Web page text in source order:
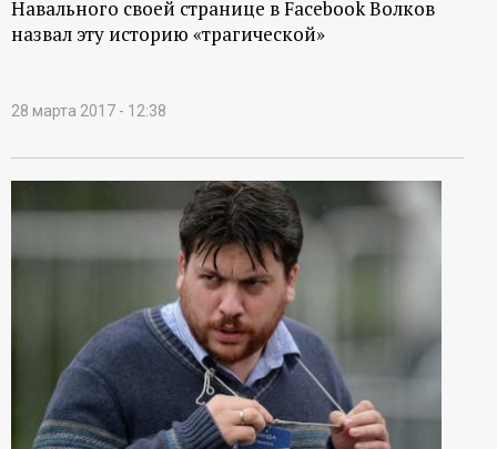
Навального своей странице в Facebook Волков
назвал эту историю «трагической»
28 марта 2017 - 12:38